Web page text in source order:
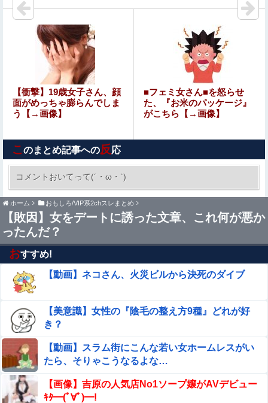
【悲報】ポケポケ、1年で1600万人が引退・・・
【衝撃】34歳ニート、『エロ漫画』で人生逆転
【日向坂46】運動神経良い人と悪い人の対比をご覧くださ
い…
夫が気持ち悪くて悲鳴をあげたら「うるさい」とグーで殴
られた
ロシアさん、国民の財産を没収しはじめる
【悲報】日本人、バカかもしれない。食品消費税
減税（8%→1%）に93.2%が賛成してしまう
エロ漫画『のの香とこーちゃん～ち〇ち〇こわい～』を
rawやhitomiを使わずに無料で読む方法│月の負け犬
【衝撃】レス3年で妻の下半身が変わってた…その理由が
これｗｗｗ
立ちんぼを買うもキモすぎてヤらせてもらえなかった男、
代わりの足コキでまさかの大量射精ｗｗｗ
【画像】 女性、『大人の○もちゃ』を入れたままMRI検査
を受けた結果 →
与田祐希さん（26）最新のどエッチ場面ｗｗｗｗｗｗ
（※画像あり）
【衝撃】19歳女子さん、顔
面がめっちゃ膨らんでしま
う【→画像】
■フェミ女さん■を怒らせ
た、『お米のパッケージ』
がこちら【→画像】
こ のまとめ記事への反応
コメントおいてって(´・ω・`)
ホーム おもしろ/VIP系2chスレまとめ
【敗因】女をデートに誘った文章、これ何が悪か
ったんだ？
おすすめ!
【動画】ネコさん、火災ビルから決死のダイブ
【美意識】女性の『陰毛の整え方9種』どれが好
き？
【動画】スラム街にこんな若い女ホームレスがい
たら、そりゃこうなるよな…
【画像】吉原の人気店No1ソープ嬢がAVデビュー
ｷﾀ━(ﾟ∀ﾟ)━!